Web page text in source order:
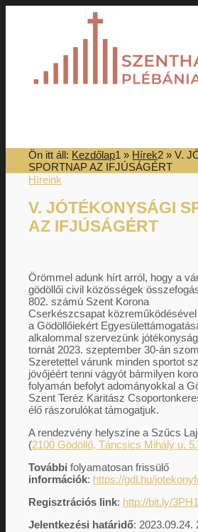
Kezdőlap
Templomok
Új vagyok itt
Hivatali ügyek
Hivatal
Ön itt áll: Kezdőlap1 » Hírek2 »V.
SPORTNAP AZ IFJÚSÁGÉRT
Híreink
V. JÓTÉKONYSÁGI
AZ IFJÚSÁGÉRT
Örömmel adunk hírt arról, hogy a
gödöllői civil közösségek
802. számú Szent Korona
Cserkészcsapat
a Gödöllőiekért
alkalommal szervezünk
tornát 2023. szeptember 30-án
Szeretettel várunk minden sportot
jövőjéért tenni vágyót bármilyen
folyamán befolyt adományokkal a
Szent Teréz Karitász
élő rászorulókat támogatjuk.
A rendezvény helyszíne a Szűcs
(2100 Gödöllő, Táncsics Mihály u. 5.
További folyamatosan frissülő
információk: https://gdl.hu/
Regisztrációs link: http://bit.ly/
Jelentkezési határidő: 2023.09.24.